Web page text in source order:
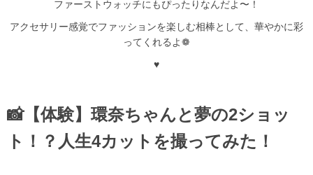
ファーストウォッチにもぴったりなんだよ〜！
アクセサリー感覚でファッションを楽しむ相棒として、華やかに彩
ってくれるよ❁
♥
📸【体験】環奈ちゃんと夢の2ショッ
ト！？人生4カットを撮ってみた！